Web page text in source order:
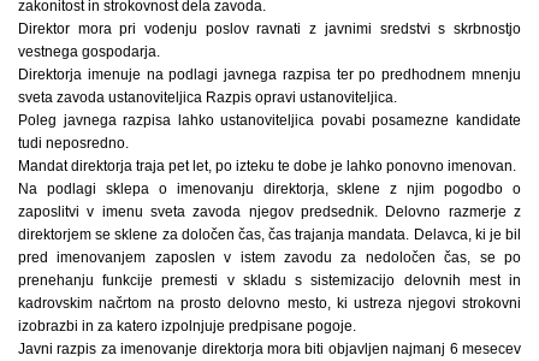
zakonitost in strokovnost dela zavoda.
Direktor mora pri vodenju poslov ravnati z javnimi sredstvi s skrbnostjo
vestnega gospodarja.
Direktorja imenuje na podlagi javnega razpisa ter po predhodnem mnenju
sveta zavoda ustanoviteljica Razpis opravi ustanoviteljica.
Poleg javnega razpisa lahko ustanoviteljica povabi posamezne kandidate
tudi neposredno.
Mandat direktorja traja pet let, po izteku te dobe je lahko ponovno imenovan.
Na podlagi sklepa o imenovanju direktorja, sklene z njim pogodbo o
zaposlitvi v imenu sveta zavoda njegov predsednik. Delovno razmerje z
direktorjem se sklene za določen čas, čas trajanja mandata. Delavca, ki je bil
pred imenovanjem zaposlen v istem zavodu za nedoločen čas, se po
prenehanju funkcije premesti v skladu s sistemizacijo delovnih mest in
kadrovskim načrtom na prosto delovno mesto, ki ustreza njegovi strokovni
izobrazbi in za katero izpolnjuje predpisane pogoje.
Javni razpis za imenovanje direktorja mora biti objavljen najmanj 6 mesecev